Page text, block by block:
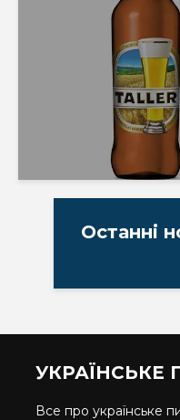
Останні
УКРАЇНСЬКЕ
Все про українське